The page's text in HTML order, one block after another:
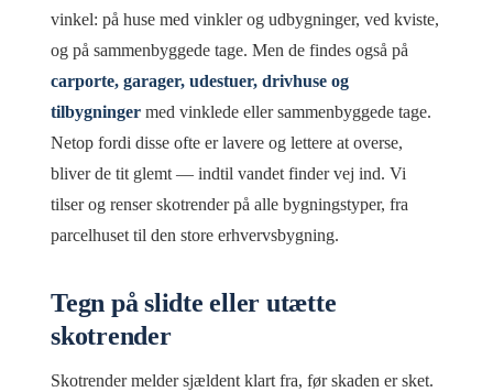
vinkel: på huse med vinkler og udbygninger, ved kviste,
og på sammenbyggede tage. Men de findes også på
carporte, garager, udestuer, drivhuse og
tilbygninger med vinklede eller sammenbyggede tage.
Netop fordi disse ofte er lavere og lettere at overse,
bliver de tit glemt — indtil vandet finder vej ind. Vi
tilser og renser skotrender på alle bygningstyper, fra
parcelhuset til den store erhvervsbygning.
Tegn på slidte eller utætte
skotrender
Skotrender melder sjældent klart fra, før skaden er sket.